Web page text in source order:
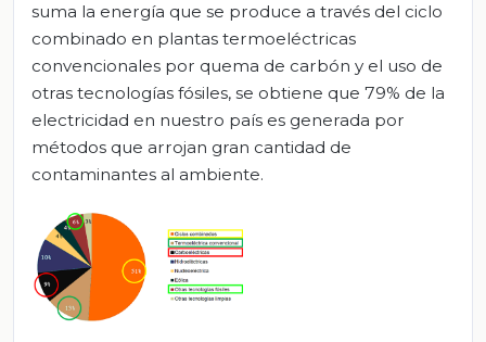
suma la energía que se produce a través del ciclo
combinado en plantas termoeléctricas
convencionales por quema de carbón y el uso de
otras tecnologías fósiles, se obtiene que 79% de la
electricidad en nuestro país es generada por
métodos que arrojan gran cantidad de
contaminantes al ambiente.